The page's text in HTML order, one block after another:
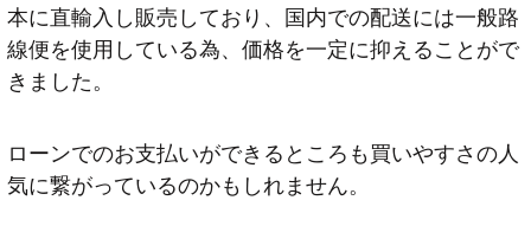
本に直輸入し販売しており、国内での配送には一般路
線便を使用している為、価格を一定に抑えることがで
きました。
ローンでのお支払いができるところも買いやすさの人
気に繋がっているのかもしれません。